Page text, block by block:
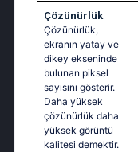
Çözünürlük
Çözünürlük,
ekranın yatay ve
dikey ekseninde
bulunan piksel
sayısını gösterir.
Daha yüksek
çözünürlük daha
yüksek görüntü
kalitesi demektir.